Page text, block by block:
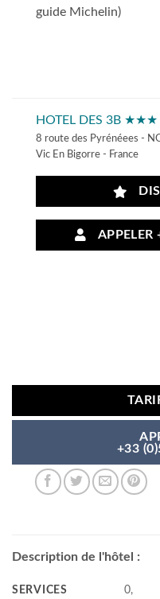
guide Michelin)
HOTEL DES 3B ★★★
8 route des Pyrénéees -
Vic En Bigorre - France
APPELER
+33
Description de l'hôtel :
SERVICES 0,